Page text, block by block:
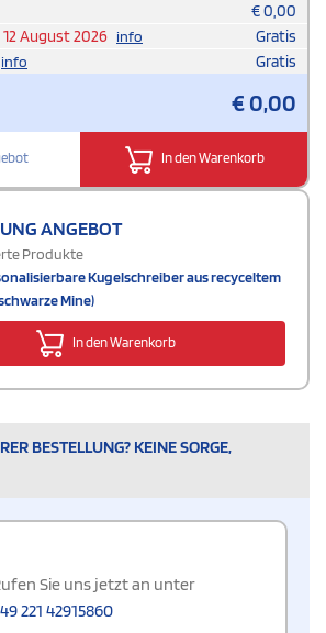
€0,00
12 August 2026 info
Gratis
info Gratis
€0,00
In den Warenkorb
ANGEBOT
Produkte
Kugelschreiber aus recyceltem
Mine)
In den Warenkorb
BESTELLUNG? KEINE SORGE,
Sie uns jetzt an unter
221 42915860